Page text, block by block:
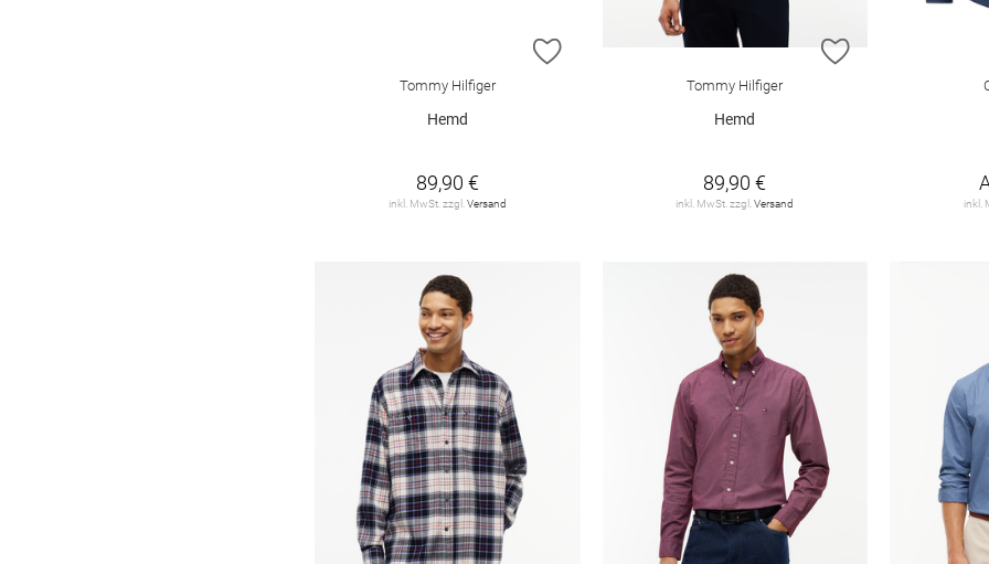
ZUR WUNSCHLISTE HINZUFÜGEN
Tommy Hilfiger
Hemd
89,90 €
inkl. MwSt. zzgl. Versand
ZUR
Tommy Hilfiger
Hemd
89,90 €
inkl. MwSt. zzgl.Versand inkl.